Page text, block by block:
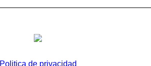
Politica de privacidad